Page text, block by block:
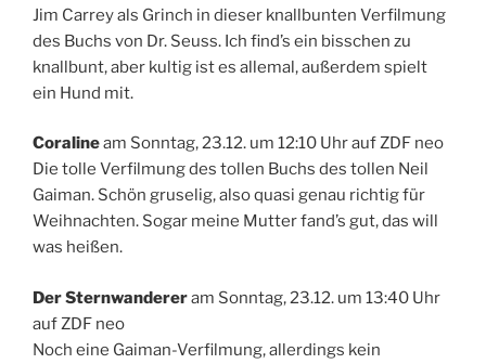
Jim Carrey als Grinch in dieser knallbunten Verfilmung
des Buchs von Dr. Seuss. Ich find’s ein bisschen zu
knallbunt, aber kultig ist es allemal, außerdem spielt
ein Hund mit.
Coralineam Sonntag, 23.12. um 12:10 Uhr auf ZDF neo
Die tolle Verfilmung des tollen Buchs des tollen Neil
Gaiman. Schön gruselig, also quasi genau richtig für
Weihnachten. Sogar meine Mutter fand’s gut, das will
was heißen.
Der Sternwandereram Sonntag, 23.12. um 13:40 Uhr
auf ZDF neo
Noch eine Gaiman-Verfilmung, allerdings kein